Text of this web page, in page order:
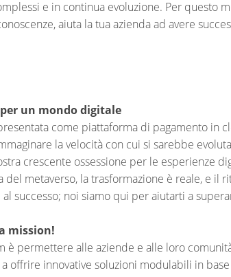
e in continua evoluzione. Per questo
aiuta la tua azienda ad avere
un mondo digitale
come piattaforma di pagamento in
la velocità con cui si sarebbe
crescente ossessione per le esperienze
del metaverso, la trasformazione è reale, e
successo; noi siamo qui per aiutarti a
mission!
è permettere alle aziende e alle loro
offrire innovative soluzioni modulabili in